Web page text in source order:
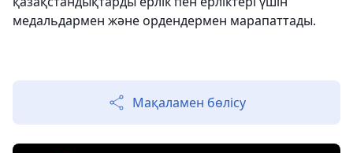
медальдармен және ордендермен марапаттады.
Мақаламен бөлісу